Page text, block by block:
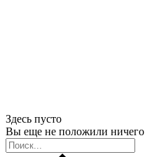
Здесь пусто
Вы еще не положили ничего